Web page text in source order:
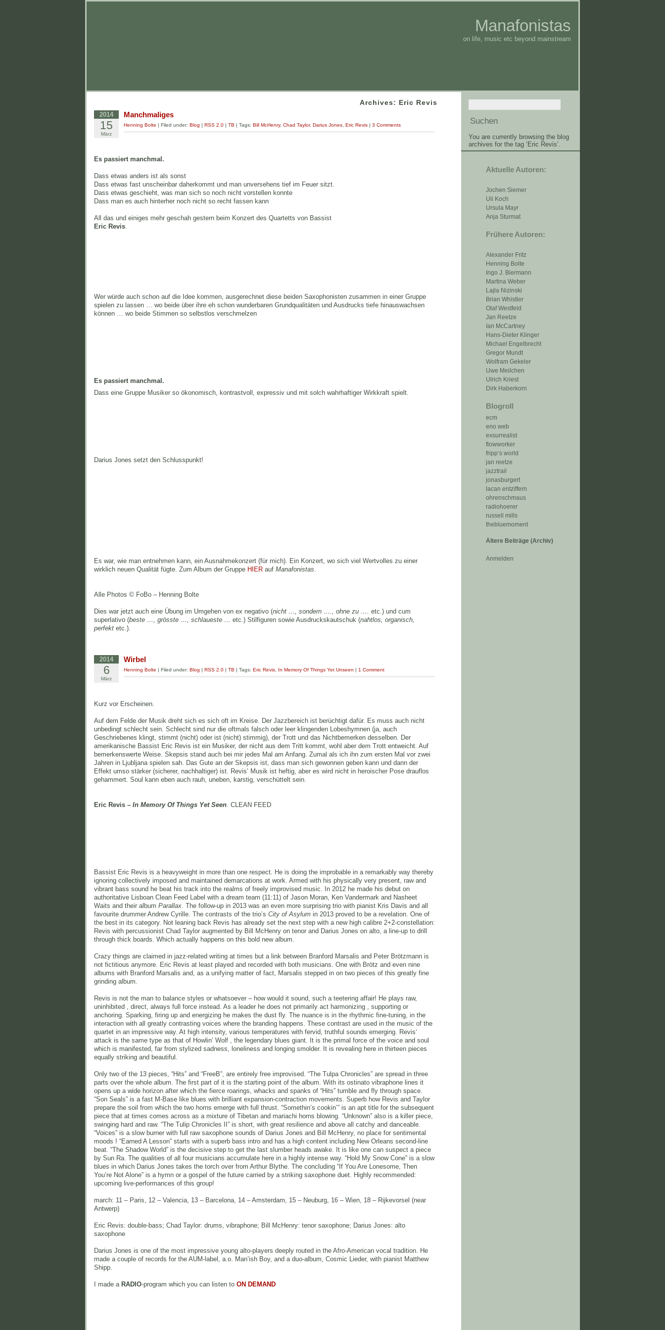
Manafonistas
on life, music etc beyond mainstream
You are currently browsing the blog
archives for the tag ‘Eric Revis’.
Aktuelle Autoren:
Jochen Siemer
Uli Koch
Ursula Mayr
Anja Sturmat
Frühere Autoren:
Alexander Fritz
Henning Bolte
Ingo J. Biermann
Martina Weber
Lajla Nizinski
Brian Whistler
Olaf Westfeld
Jan Reetze
Ian McCartney
Hans-Dieter Klinger
Michael Engelbrecht
Gregor Mundt
Wolfram Gekeler
Uwe Meilchen
Ulrich Kriest
Dirk Haberkorn
Blogroll
ecm
eno web
exsurrealist
flowworker
fripp‘s world
jan reetze
jazztrail
jonasburgert
lacan entziffern
ohrenschmaus
radiohoerer
russell mills
thebluemoment
Ältere Beiträge (Archiv)
Anmelden
Archives: Eric Revis
2014
15
März
Manchmaliges
Henning Bolte | Filed under: Blog | RSS 2.0 | TB | Tags: Bill McHenry, Chad Taylor, Darius Jones Eric Revis | 3 Comments
Es passiert manchmal.
Dass etwas anders ist als sonst
Dass etwas fast unscheinbar daherkommt und man unversehens tief im Feuer sitzt.
Dass etwas geschieht, was man sich so noch nicht vorstellen konnte
Dass man es auch hinterher noch nicht so recht fassen kann
All das und einiges mehr geschah gestern beim Konzert des Quartetts von Bassist
Eric Revis.
Wer würde auch schon auf die Idee kommen, ausgerechnet diese beiden Saxophonisten zusammen in einer Gruppe
spielen zu lassen … wo beide über ihre eh schon wunderbaren Grundqualitäten und Ausdrucks tiefe hinauswachsen
können … wo beide Stimmen so selbstlos verschmelzen
Es passiert manchmal.
Dass eine Gruppe Musiker so ökonomisch, kontrastvoll, expressiv und mit solch wahrhaftiger Wirkkraft spielt.
Darius Jones setzt den Schlusspunkt!
Es war, wie man entnehmen kann, ein Ausnahmekonzert (für mich). Ein Konzert, wo sich viel Wertvolles zu einer
wirklich neuen Qualität fügte. Zum Album der Gruppe HIER auf Manafonistas
Alle Photos © FoBo – Henning Bolte
Dies war jetzt auch eine Übung im Umgehen von ex negativo (nicht …, sondern …., ohne zu ….
etc.) und cum
superlativo (beste …, grösste …, schlaueste … etc.) Stilfiguren sowie Ausdruckskautschuk (nahtlos, organisch,
perfekt etc.).
2014
6
März
Wirbel
Henning Bolte | Filed under: Blog | RSS 2.0 | TB | Tags: Eric Revis In Memory Of Things Yet Unseen | 1 Comment
Kurz vor Erscheinen.
Auf dem Felde der Musik dreht sich es sich oft im Kreise. Der Jazzbereich ist berüchtigt dafür. Es muss auch nicht
unbedingt schlecht sein. Schlecht sind nur die oftmals falsch oder leer klingenden Lobeshymnen (ja, auch
Geschriebenes klingt, stimmt (nicht) oder ist (nicht) stimmig), der Trott und das Nichtbemerken desselben. Der
amerikanische Bassist Eric Revis ist ein Musiker, der nicht aus dem Tritt kommt, wohl aber dem Trott entweicht. Auf
bemerkenswerte Weise. Skepsis stand auch bei mir jedes Mal am Anfang. Zumal als ich ihn zum ersten Mal vor zwei
Jahren in Ljubljana spielen sah. Das Gute an der Skepsis ist, dass man sich gewonnen geben kann und dann der
Effekt umso stärker (sicherer, nachhaltiger) ist. Revis’ Musik ist heftig, aber es wird nicht in heroischer Pose drauflos
gehammert. Soul kann eben auch rauh, uneben, karstig, verschüttelt sein.
Eric Revis – In Memory Of Things Yet Seen. CLEAN FEED
Bassist Eric Revis is a heavyweight in more than one respect. He is doing the improbable in a remarkably way thereby
ignoring collectively imposed and maintained demarcations at work. Armed with his physically very present, raw and
vibrant bass sound he beat his track into the realms of freely improvised music. In 2012 he made his debut on
authoritative Lisboan Clean Feed Label with a dream team (11:11) of Jason Moran, Ken Vandermark and Nasheet
Waits and their album Parallax. The follow-up in 2013 was an even more surprising trio with pianist Kris Davis and all
favourite drummer Andrew Cyrille. The contrasts of the trio’s City of Asylum in 2013 proved to be a revelation. One of
the best in its category. Not leaning back Revis has already set the next step with a new high calibre 2+2-constellation:
Revis with percussionist Chad Taylor augmented by Bill McHenry on tenor and Darius Jones on alto, a line-up to drill
through thick boards. Which actually happens on this bold new album.
Crazy things are claimed in jazz-related writing at times but a link between Branford Marsalis and Peter Brötzmann is
not fictitious anymore. Eric Revis at least played and recorded with both musicians. One with Brötz and even nine
albums with Branford Marsalis and, as a unifying matter of fact, Marsalis stepped in on two pieces of this greatly fine
grinding album.
Revis is not the man to balance styles or whatsoever – how would it sound, such a teetering affair! He plays raw,
uninhibited , direct, always full force instead. As a leader he does not primarily act harmonizing , supporting or
anchoring. Sparking, firing up and energizing he makes the dust fly. The nuance is in the rhythmic fine-tuning, in the
interaction with all greatly contrasting voices where the branding happens. These contrast are used in the music of the
quartet in an impressive way. At high intensity, various temperatures with fervid, truthful sounds emerging. Revis‘
attack is the same type as that of Howlin‘ Wolf , the legendary blues giant. It is the primal force of the voice and soul
which is manifested, far from stylized sadness, loneliness and longing smolder. It is revealing here in thirteen pieces
equally striking and beautiful.
Only two of the 13 pieces, “Hits” and “FreeB”, are entirely free improvised. “The Tulpa Chronicles” are spread in three
parts over the whole album. The first part of it is the starting point of the album. With its ostinato vibraphone lines it
opens up a wide horizon after which the fierce roarings, whacks and spanks of “Hits” tumble and fly through space.
“Son Seals” is a fast M-Base like blues with brilliant expansion-contraction movements. Superb how Revis and Taylor
prepare the soil from which the two horns emerge with full thrust. “Somethin’s cookin’” is an apt title for the subsequent
piece that at times comes across as a mixture of Tibetan and mariachi horns blowing. “Unknown” also is a killer piece,
swinging hard and raw. “The Tulip Chronicles II” is short, with great resilience and above all catchy and danceable.
“Voices” is a slow burner with full raw saxophone sounds of Darius Jones and Bill McHenry, no place for sentimental
moods ! “Earned A Lesson” starts with a superb bass intro and has a high content including New Orleans second-line
beat. “The Shadow World” is the decisive step to get the last slumber heads awake. It is like one can suspect a piece
by Sun Ra. The qualities of all four musicians accumulate here in a highly intense way. “Hold My Snow Cone” is a slow
blues in which Darius Jones takes the torch over from Arthur Blythe. The concluding “If You Are Lonesome, Then
You’re Not Alone” is a hymn or a gospel of the future carried by a striking saxophone duet. Highly recommended:
upcoming live-performances of this group!
march: 11 – Paris, 12 – Valencia, 13 – Barcelona, 14 – Amsterdam, 15 – Neuburg, 16 – Wien, 18 – Rijkevorsel (near
Antwerp)
Eric Revis: double-bass; Chad Taylor: drums, vibraphone; Bill McHenry: tenor saxophone; Darius Jones: alto
saxophone
Darius Jones is one of the most impressive young alto-players deeply routed in the Afro-American vocal tradition. He
made a couple of records for the AUM-label, a.o. Man’ish Boy, and a duo-album, Cosmic Lieder, with pianist Matthew
Shipp.
I made a RADIO-program which you can listen to ON DEMAND